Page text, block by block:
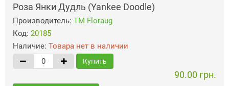
Роза Янки Дудль (Yankee Doodle)
Производитель: ТМ Floraug
Код: 20185
Наличие: Товара нет в наличии
Купить
90.00 грн.